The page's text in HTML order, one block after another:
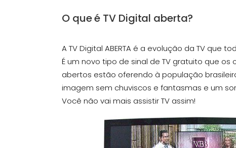
O que é TV Digital aberta?
A TV Digital ABERTA é a evolução da TV que
É um novo tipo de sinal de TV gratuito que os
abertos estão oferendo à população
imagem sem chuviscos e fantasmas e um
Você não vai mais assistir TV assim!